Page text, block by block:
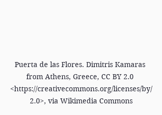
Puerta de las Flores. Dimitris Kamaras
from Athens, Greece, CC BY 2.0
<https://creativecommons.org/licenses/by/
2.0>, via Wikimedia Commons